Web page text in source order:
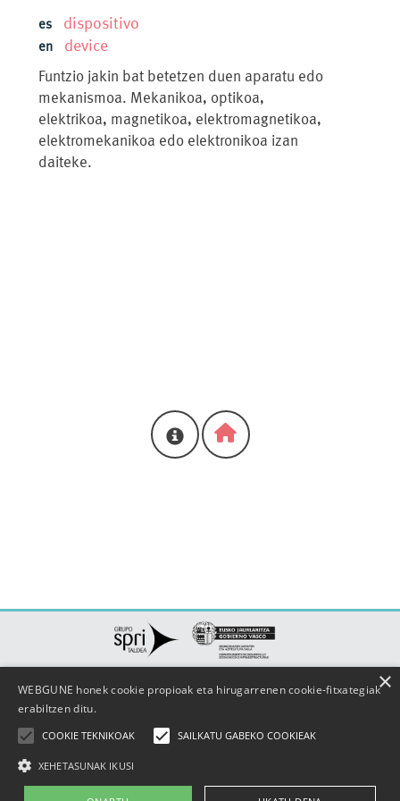
es dispositivo
en device
Funtzio jakin bat betetzen duen aparatu edo
mekanismoa. Mekanikoa, optikoa,
elektrikoa, magnetikoa, elektromagnetikoa,
elektromekanikoa edo elektronikoa izan
daiteke.
Harremanetarako | Lege-oharra | Cookie-politika |
WEBGUNE honek cookie propioak eta hirugarrenen cookie-fitxategiak
erabiltzen ditu.
COOKIE TEKNIKOAK SAILKATU GABEKO COOKIEAK
XEHETASUNAK IKUSI
×